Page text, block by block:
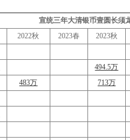
宣统三年大清银币壹圆长须
2022秋 2023春
2023秋
494.5万
483万
713万